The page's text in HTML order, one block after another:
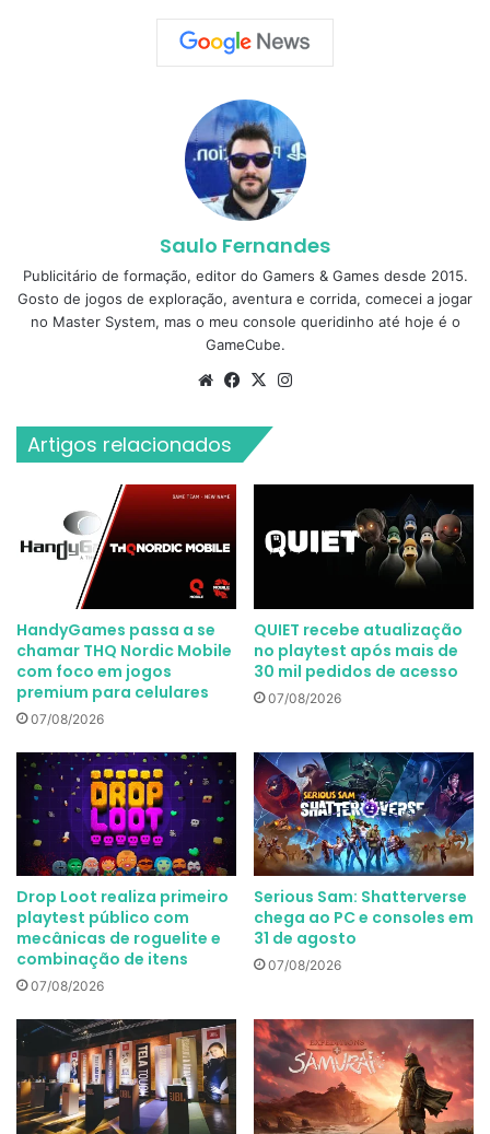
Saulo Fernandes
Publicitário de formação, editor do Gamers & Games desde 2015.
Gosto de jogos de exploração, aventura e corrida, comecei a jogar
no Master System, mas o meu console queridinho até hoje é o
GameCube.
WebsiteFacebook
X
Artigos relacionados
HandyGames passa a se
chamar THQ Nordic Mobile
com foco em jogos
premium para celulares
07/08/2026
QUIET recebe atualização
no playtest após mais de
30 mil pedidos de acesso
07/08/2026
Drop Loot realiza primeiro
playtest público com
mecânicas de roguelite e
combinação de itens
07/08/2026
Serious Sam: Shatterverse
chega ao PC e consoles em
31 de agosto
07/08/2026